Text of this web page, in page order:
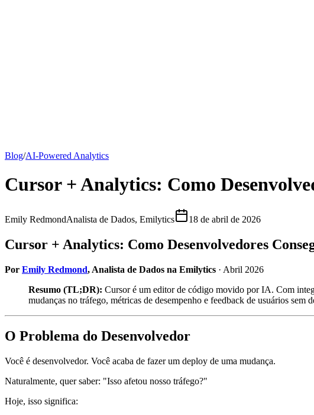
Blog/AI-Powered Analytics
Cursor + Analytics: Como
Emily RedmondAnalista de Dados, Emilytics 18 de abril de 2026
Cursor + Analytics: Como Desenvolvedores
Por Emily Redmond, Analista de Dados na Emilytics · Abril 2026
Resumo (TL;DR): Cursor é um editor de código movido por IA. Com
mudanças no tráfego, métricas de desempenho e feedback de usuários sem
O Problema do Desenvolvedor
Você é desenvolvedor. Você acaba de fazer um deploy de uma mudança.
Naturalmente, quer saber: "Isso afetou nosso tráfego?"
Hoje, isso significa: